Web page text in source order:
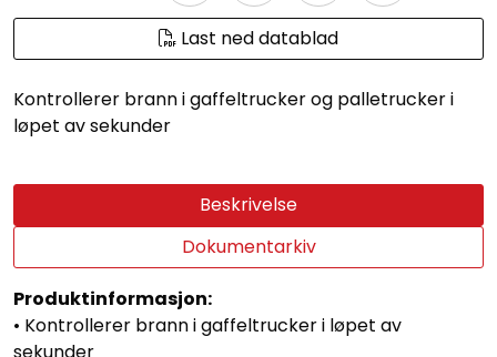
Last ned datablad
Kontrollerer brann i gaffeltrucker og palletrucker i
løpet av sekunder
Beskrivelse
Dokumentarkiv
Produktinformasjon:
• Kontrollerer brann i gaffeltrucker i løpet av
sekunder